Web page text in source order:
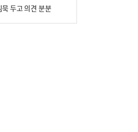
두고 의견 분분